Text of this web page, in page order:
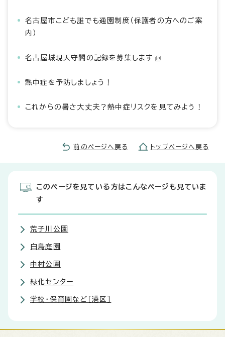
名古屋市こども誰でも通園制度（保護者の方へのご案
内）
名古屋城現天守閣の記録を募集します
熱中症を予防しましょう！
これからの暑さ大丈夫？熱中症リスクを見てみよう！
前のページへ戻る トップページへ戻る
このページを見ている方はこんなページも見ていま
す
荒子川公園
白鳥庭園
中村公園
緑化センター
学校・保育園など［港区］